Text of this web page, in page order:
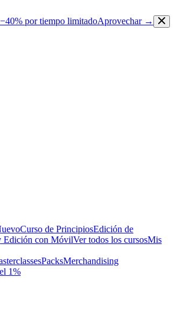
por tiempo limitadoAprovechar →
Curso de PrincipiosEdición de
Edición con MóvilVer todos los cursosMis
PacksMerchandising
1%